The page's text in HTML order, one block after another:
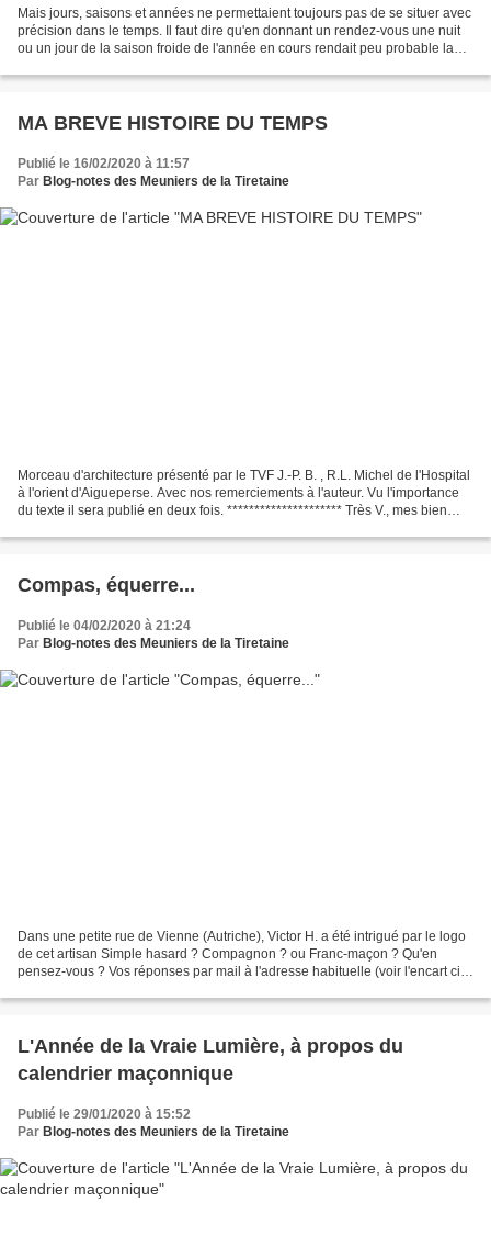
Mais jours, saisons et années ne permettaient toujours pas de se situer avec
précision dans le temps. Il faut dire qu'en donnant un rendez-vous une nuit
ou un jour de la saison froide de l'année en cours rendait peu probable la
MA BREVE HISTOIRE DU TEMPS
Publié le 16/02/2020 à 11:57
Par Blog-notes des Meuniers de la Tiretaine
Morceau d'architecture présenté par le TVF J.-P. B. , R.L. Michel de l'Hospital
à l'orient d'Aigueperse. Avec nos remerciements à l'auteur. Vu l'importance
du texte il sera publié en deux fois. ********************* Très V., mes bien
Compas, équerre...
Publié le 04/02/2020 à 21:24
Par Blog-notes des Meuniers de la Tiretaine
Dans une petite rue de Vienne (Autriche), Victor H. a été intrigué par le logo
de cet artisan Simple hasard ? Compagnon ? ou Franc-maçon ? Qu'en
pensez-vous ? Vos réponses par mail à l'adresse habituelle (voir l'encart ci-
L'Année de la Vraie Lumière, à propos du
calendrier maçonnique
Publié le 29/01/2020 à 15:52
Par Blog-notes des Meuniers de la Tiretaine